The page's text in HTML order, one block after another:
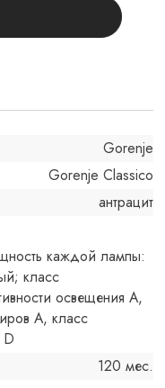
Gorenje
Gorenje Classico
антрацит
каждой лампы:
класс
освещения А,
А, класс
D
120 мес.